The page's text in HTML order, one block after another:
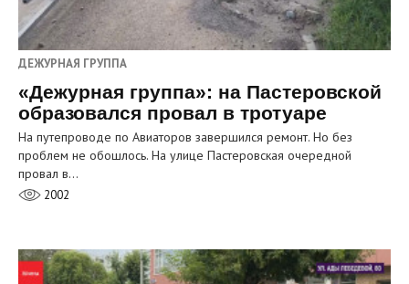
ДЕЖУРНАЯ ГРУППА
«Дежурная группа»: на Пастеровской
образовался провал в тротуаре
На путепроводе по Авиаторов завершился ремонт. Но без
проблем не обошлось. На улице Пастеровская очередной
провал в…
2002